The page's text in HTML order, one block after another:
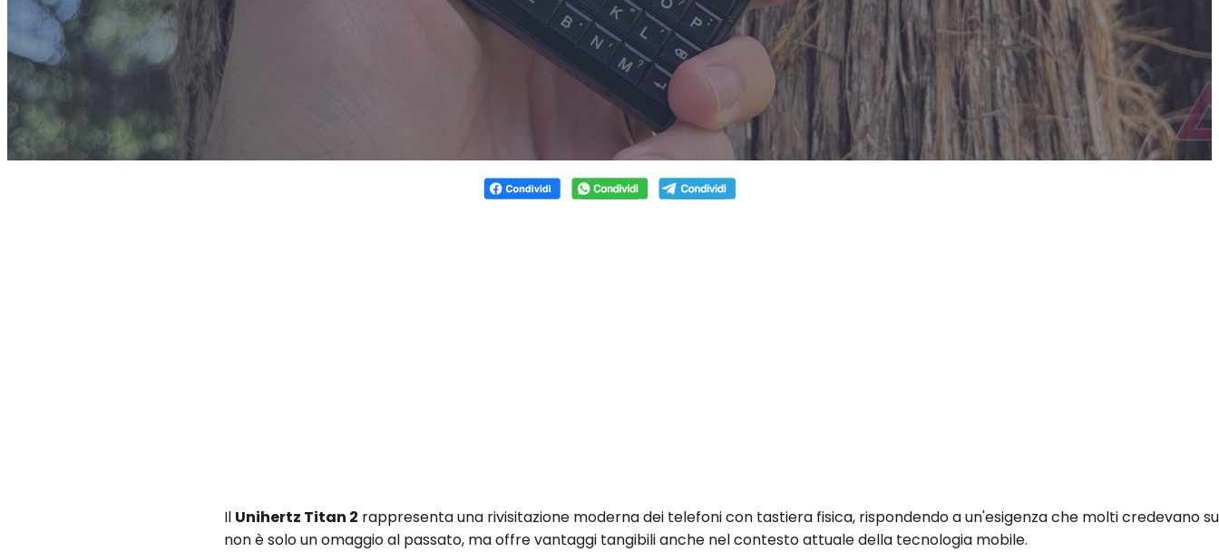
Il Unihertz Titan 2 rappresenta una rivisitazione moderna dei telefoni con tastiera fisica, rispondendo a un'esigenza che molti credevano
non è solo un omaggio al passato, ma offre vantaggi tangibili anche nel contesto attuale della tecnologia mobile.